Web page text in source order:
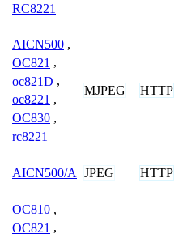
RC8221
AICN500 ,
OC821 ,
oc821D ,
oc8221 ,
OC830 ,
rc8221
MJPEG HTTP
AICN500/A JPEG HTTP
OC810 ,
OC821 ,